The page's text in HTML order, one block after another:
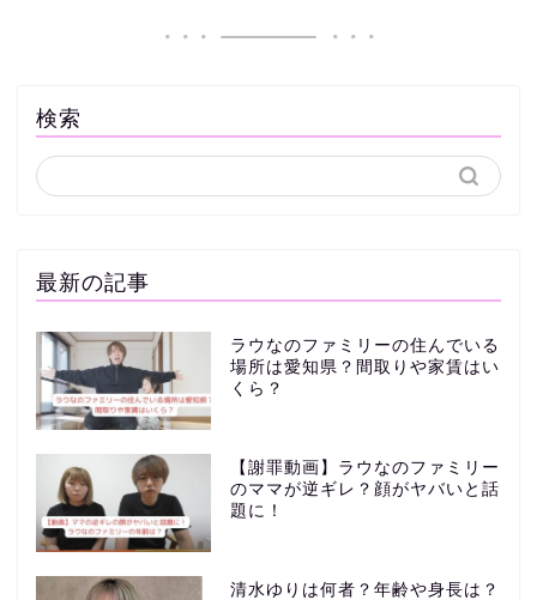
検索
最新の記事
ラウなのファミリーの住んでいる
場所は愛知県？間取りや家賃はい
くら？
【謝罪動画】ラウなのファミリー
のママが逆ギレ？顔がヤバいと話
題に！
清水ゆりは何者？年齢や身長は？